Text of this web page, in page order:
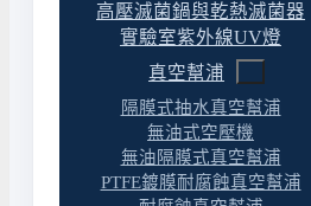
高壓滅菌鍋與乾熱滅菌器
實驗室紫外線UV燈
真空幫浦
隔膜式抽水真空幫浦
無油式空壓機
無油隔膜式真空幫浦
PTFE鍍膜耐腐蝕真空幫浦
4. 藥品分級儲存
中學實驗室使用的化學藥品
易燃液體（酒精等）→防
酸鹼試劑→藥品安全儲存
一般器材與耗材→木製置